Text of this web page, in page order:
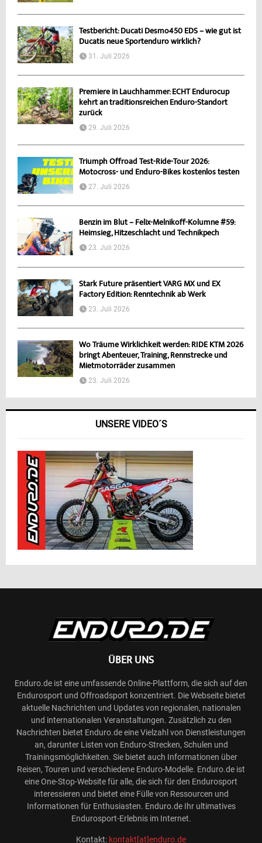
Testbericht: Ducati Desmo450 EDS – wie gut ist
Ducatis neue Sportenduro wirklich?
31. Juli 2026
Premiere in Lauchhammer: ECHT Endurocup
kehrt an traditionsreichen Enduro-Standort
zurück
29. Juli 2026
Triumph Offroad Test-Ride-Tour 2026:
Motocross- und Enduro-Bikes kostenlos testen
27. Juli 2026
Benzin im Blut – Felix-Melnikoff-Kolumne #59:
Heimsieg, Hitzeschlacht und Technikpech
23. Juli 2026
Stark Future präsentiert VARG MX und EX
Factory Edition: Renntechnik ab Werk
23. Juli 2026
Wo Träume Wirklichkeit werden: RIDE KTM 2026
bringt Abenteuer, Training, Rennstrecke und
Mietmotorräder zusammen
23. Juli 2026
UNSERE VIDEO´S
ÜBER UNS
Enduro.de ist eine umfassende Online-Plattform, die sich auf den
Endurosport und Offroadsport konzentriert. Die Webseite bietet
aktuelle Nachrichten und Updates von regionalen, nationalen
und internationalen Veranstaltungen. Zusätzlich zu den
Nachrichten bietet Enduro.de eine Vielzahl von Dienstleistungen
an, darunter Listen von Enduro-Strecken, Schulen und
Trainingsmöglichkeiten. Sie bietet auch Informationen über
Reisen, Touren und verschiedene Enduro-Modelle. Enduro.de ist
eine One-Stop-Website für alle, die sich für den Endurosport
interessieren und bietet eine Fülle von Ressourcen und
Informationen für Enthusiasten. Enduro.de Ihr ultimatives
Endurosport-Erlebnis im Internet.
Kontakt: kontakt[at]enduro.de